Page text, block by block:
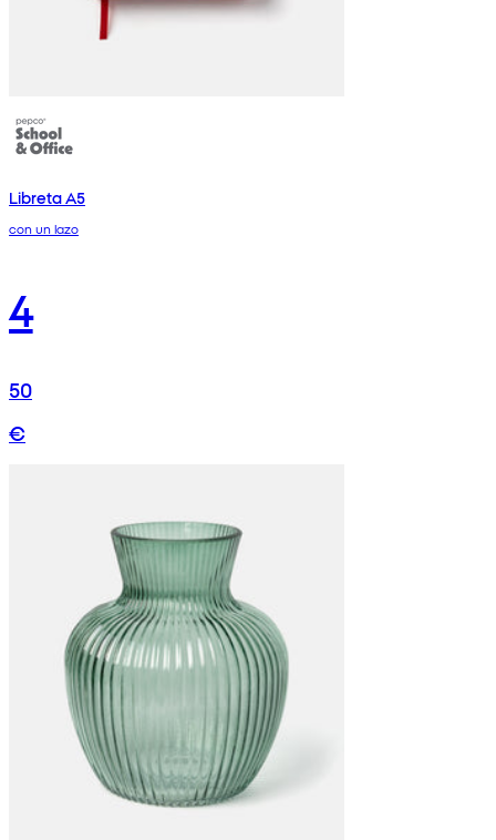
Libreta A5
con un lazo
4
50
€